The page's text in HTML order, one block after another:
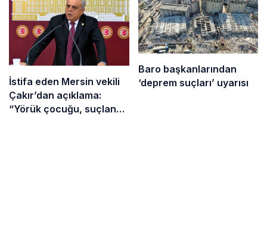
İstifa eden Mersin vekili
Çakır’dan açıklama:
“Yörük çocuğu, suçlanan
Baro başkanlarından
‘deprem suçları’ uyarısı